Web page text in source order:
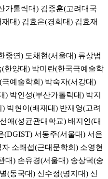
가톨릭대) 김종훈(고려대국
대) 김효은(경희대) 김효재
중연) 도채현(서울대) 류상범
한양대) 박미란(한국극예술학
예술학회) 박숙자(서강대)
) 박인성(부산가톨릭대) 박지
박현이(배재대) 반재영(고려
애(성균관대학교) 배지연(대
(DGIST) 서동주(서울대) 서은
소래섭(근대문학회) 소영현
대) 손유경(서울대) 송상덕(숭
(동국대) 신수정(명지대) 신